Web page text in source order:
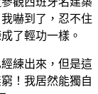
嚇到了，忍不住
了輕功一樣。
練出來，但是這
！我居然能獨自